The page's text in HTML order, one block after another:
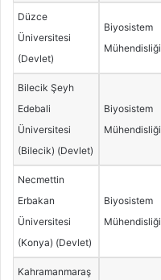
Düzce
Üniversitesi
(Devlet)
Biyosistem
Mühendisliği
Bilecik Şeyh
Edebali
Üniversitesi
(Bilecik) (Devlet)
Biyosistem
Mühendisliği
Necmettin
Erbakan
Üniversitesi
(Konya) (Devlet)
Biyosistem
Mühendisliği
Kahramanmaraş